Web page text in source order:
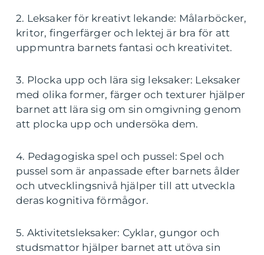
2. Leksaker för kreativt lekande: Målarböcker,
kritor, fingerfärger och lektej är bra för att
uppmuntra barnets fantasi och kreativitet.
3. Plocka upp och lära sig leksaker: Leksaker
med olika former, färger och texturer hjälper
barnet att lära sig om sin omgivning genom
att plocka upp och undersöka dem.
4. Pedagogiska spel och pussel: Spel och
pussel som är anpassade efter barnets ålder
och utvecklingsnivå hjälper till att utveckla
deras kognitiva förmågor.
5. Aktivitetsleksaker: Cyklar, gungor och
studsmattor hjälper barnet att utöva sin